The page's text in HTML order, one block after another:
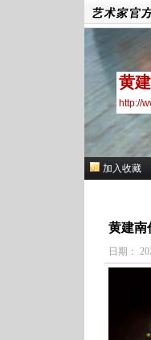
黄
http://
加入收藏
黄建南
日期：